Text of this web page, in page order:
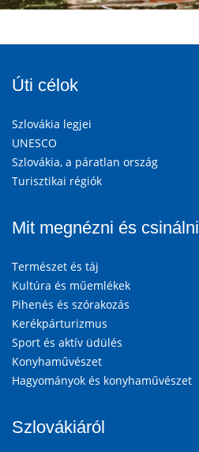
Úti célok
Szlovákia legjei
UNESCO
Szlovákia, a páratlan ország
Turisztikai régiók
Mit megnézni és csinálni
Természet és táj
Kultúra és műemlékek
Pihenés és szórakozás
Kerékpárturizmus
Sport és aktív üdülés
Konyhaművészet
Hagyományok és konyhaművészet
Szlovákiáról